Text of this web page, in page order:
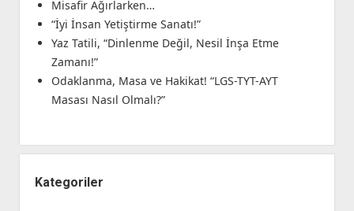
Misafir Ağırlarken…
“İyi İnsan Yetiştirme Sanatı!”
Yaz Tatili, “Dinlenme Değil, Nesil İnşa Etme
Zamanı!”
Odaklanma, Masa ve Hakikat! “LGS-TYT-AYT
Masası Nasıl Olmalı?”
Kategoriler